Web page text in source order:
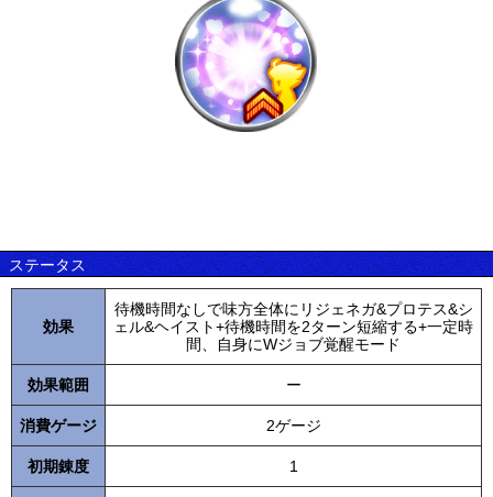
ステータス
効果
待機時間なしで味方全体にリジェネガ&プロテス&シ
ェル&ヘイスト+待機時間を2ターン短縮する+一定時
間、自身にWジョブ覚醒モード
効果範囲 ー
消費ゲージ 2ゲージ
初期錬度 1